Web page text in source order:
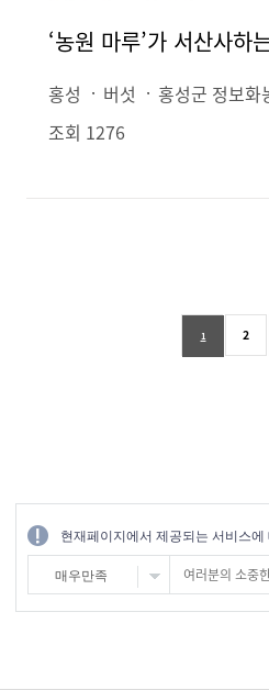
홍성 버섯
홍성군 정보화
조회 1276
1 2
현재페이지에서 제공되는 서비스
매우만족